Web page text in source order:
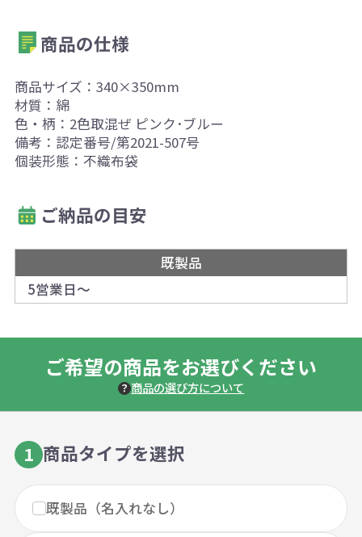
商品の仕様
商品サイズ：340×350mm
材質：綿
色・柄：2色取混ぜ ピンク･ブルー
備考：認定番号/第2021-507号
個装形態：不織布袋
ご納品の目安
既製品
5営業日～
ご希望の商品をお選びください
商品の選び方について
1 商品タイプを選択
既製品（名入れなし）